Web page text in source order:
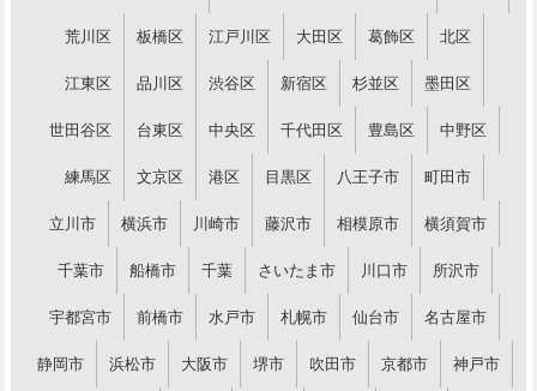
荒川区 板橋区 江戸川区 大田区 葛飾区 北区
江東区 品川区 渋谷区 新宿区 杉並区 墨田区
世田谷区 台東区 中央区 千代田区 豊島区 中野区
練馬区 文京区 港区 目黒区 八王子市 町田市
立川市 横浜市 川崎市 藤沢市 相模原市 横須賀市
千葉市 船橋市 千葉 さいたま市 川口市 所沢市
宇都宮市 前橋市 水戸市 札幌市 仙台市 名古屋市
静岡市 浜松市 大阪市 堺市 吹田市 京都市 神戸市